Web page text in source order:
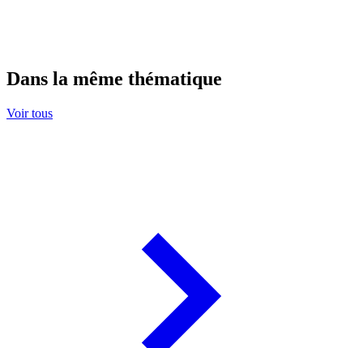
Dans la même thématique
Voir tous